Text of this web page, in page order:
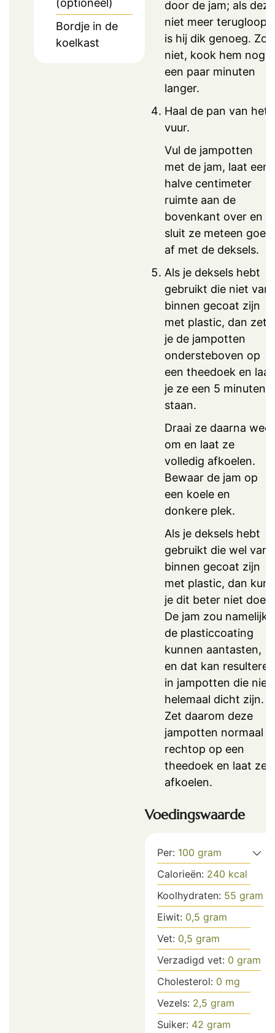
(optioneel)
Bordje in de
koelkast
door de jam; als deze
niet meer terugloopt,
is hij dik genoeg. Zo
niet, kook hem nog
een paar minuten
langer.
Haal de pan van het
vuur.
Vul de jampotten
met de jam, laat een
halve centimeter
ruimte aan de
bovenkant over en
sluit ze meteen goed
af met de deksels.
Als je deksels hebt
gebruikt die niet van
binnen gecoat zijn
met plastic, dan zet
je de jampotten
ondersteboven op
een theedoek en laat
je ze een 5 minuten
staan.
Draai ze daarna weer
om en laat ze
volledig afkoelen.
Bewaar de jam op
een koele en
donkere plek.
Als je deksels hebt
gebruikt die wel van
binnen gecoat zijn
met plastic, dan kun
je dit beter niet doen.
De jam zou namelijk
de plasticcoating
kunnen aantasten,
en dat kan resulteren
in jampotten die niet
helemaal dicht zijn.
Zet daarom deze
jampotten normaal
rechtop op een
theedoek en laat ze
afkoelen.
Voedingswaarde
Per: 100 gram
Calorieën: 240 kcal
Koolhydraten: 55 gram
Eiwit: 0,5 gram
Vet: 0,5 gram
Verzadigd vet: 0 gram
Cholesterol: 0 mg
Vezels: 2,5 gram
Suiker: 42 gram